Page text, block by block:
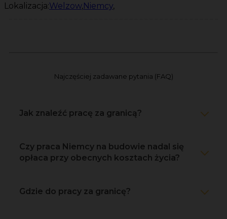
Lokalizacja:Welzow,Niemcy,
Najczęściej zadawane pytania (FAQ)
Jak znaleźć pracę za granicą?
Czy praca Niemcy na budowie nadal się
opłaca przy obecnych kosztach życia?
Gdzie do pracy za granicę?